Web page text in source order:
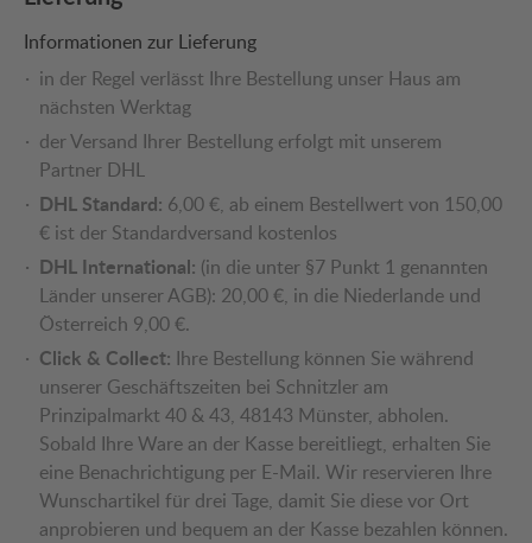
Informationen zur Lieferung
in der Regel verlässt Ihre Bestellung unser Haus am
nächsten Werktag
der Versand Ihrer Bestellung erfolgt mit unserem
Partner DHL
DHL Standard: 6,00 €, ab einem Bestellwert von 150,00
€ ist der Standardversand kostenlos
DHL International: (in die unter §7 Punkt 1 genannten
Länder unserer AGB): 20,00 €, in die Niederlande und
Österreich 9,00 €.
Click & Collect: Ihre Bestellung können Sie während
unserer Geschäftszeiten bei Schnitzler am
Prinzipalmarkt 40 & 43, 48143 Münster, abholen.
Sobald Ihre Ware an der Kasse bereitliegt, erhalten Sie
eine Benachrichtigung per E-Mail. Wir reservieren Ihre
Wunschartikel für drei Tage, damit Sie diese vor Ort
anprobieren und bequem an der Kasse bezahlen können.